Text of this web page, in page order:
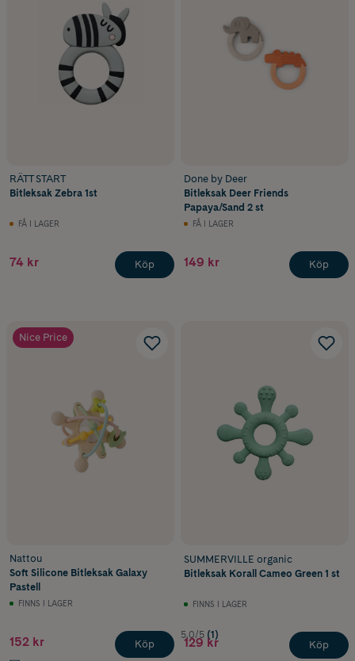
RÄTT START
Bitleksak Zebra 1st
FÅ I LAGER
74 kr Köp
Done by Deer
Bitleksak Deer Friends
Papaya/Sand 2 st
FÅ I LAGER
149 kr Köp
Nice Price
Nattou
Soft Silicone Bitleksak Galaxy
Pastell
FINNS I LAGER
152 kr Köp
SUMMERVILLE organic
Bitleksak Korall Cameo Green 1 st
FINNS I LAGER
5.0/5 (1)
129 kr Köp